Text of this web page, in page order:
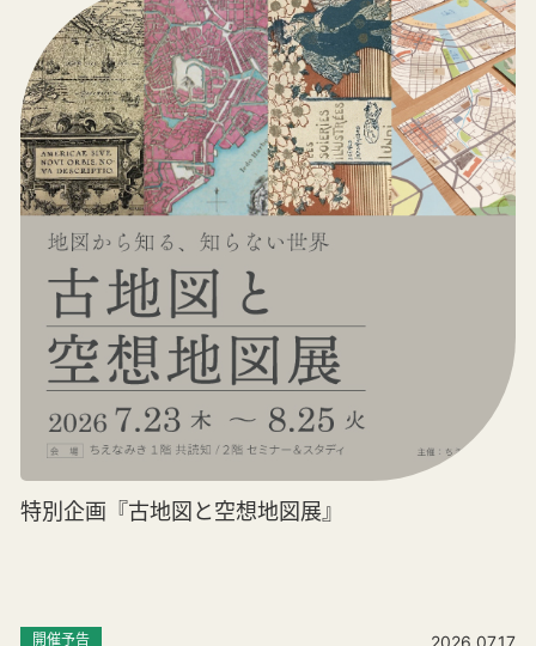
特別企画『古地図と空想地図展』
開催予告 2026.07.17